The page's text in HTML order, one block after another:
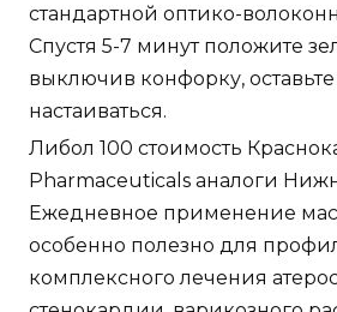
стандартной оптико-
Спустя 5-7 минут положите
выключив конфорку, оставьте
настаиваться.
Либол 100 стоимость
Pharmaceuticals аналоги
Ежедневное применение
особенно полезно для
комплексного лечения